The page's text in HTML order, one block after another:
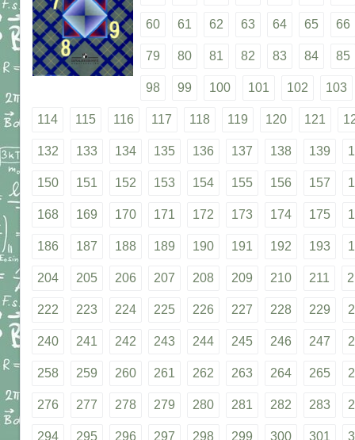
60 61 62 63 64 65 66
79 80 81 82 83 84 85
98 99 100 101 102 103
114 115 116 117 118 119 120 121
132 133 134 135 136 137 138 139
150 151 152 153 154 155 156 157
168 169 170 171 172 173 174 175
186 187 188 189 190 191 192 193
204 205 206 207 208 209 210 211
222 223 224 225 226 227 228 229
240 241 242 243 244 245 246 247
258 259 260 261 262 263 264 265
276 277 278 279 280 281 282 283
294 295 296 297 298 299 300 301